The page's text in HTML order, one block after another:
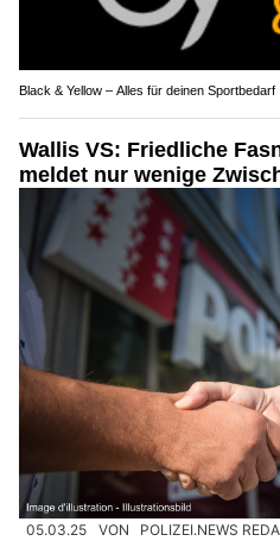
Black & Yellow – Alles für deinen Sportbedarf
Wallis VS: Friedliche
meldet nur wenige
05.03.25 VON POLIZEI.NEWS